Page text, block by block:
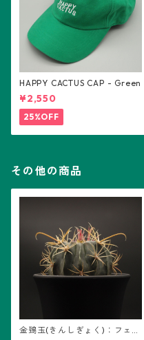
HAPPY CACTUS CAP - Green
¥2,550
25%OFF
その他の商品
金鵄玉(きんしぎょく)：フェロ